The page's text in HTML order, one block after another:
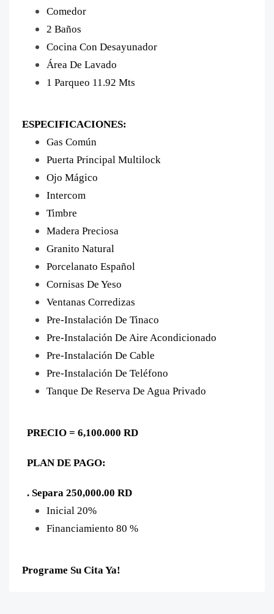
Comedor
2 Baños
Cocina Con Desayunador
Área De Lavado
1 Parqueo 11.92 Mts
ESPECIFICACIONES:
Gas Común
Puerta Principal Multilock
Ojo Mágico
Intercom
Timbre
Madera Preciosa
Granito Natural
Porcelanato Español
Cornisas De Yeso
Ventanas Corredizas
Pre-Instalación De Tinaco
Pre-Instalación De Aire Acondicionado
Pre-Instalación De Cable
Pre-Instalación De Teléfono
Tanque De Reserva De Agua Privado
PRECIO = 6,100.000 RD
PLAN DE PAGO:
. Separa 250,000.00 RD
Inicial 20%
Financiamiento 80 %
Programe Su Cita Ya!